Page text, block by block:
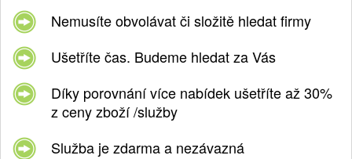
Nemusíte obvolávat či složitě hledat firmy
Ušetříte čas. Budeme hledat za Vás
Díky porovnání více nabídek ušetříte až 30%
z ceny zboží /služby
Služba je zdarma a nezávazná